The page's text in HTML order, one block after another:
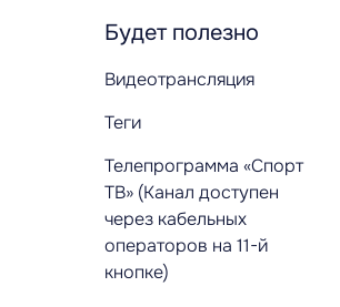
Будет полезно
Видеотрансляция
Теги
Телепрограмма «Спорт
ТВ» (Канал доступен
через кабельных
операторов на 11-й
кнопке)